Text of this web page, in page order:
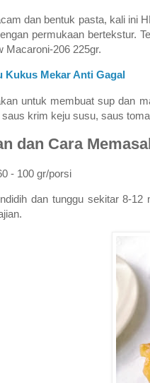
dan bentuk pasta, kali ini
permukaan bertekstur.
Macaroni-206 225gr.
Kukus Mekar Anti Gagal
untuk membuat sup dan
krim keju susu, saus
dan Cara
- 100 gr/porsi
dan tunggu sekitar 8-